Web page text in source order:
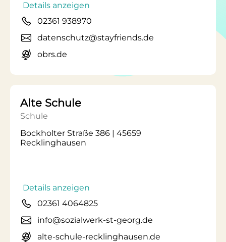
Details anzeigen
02361 938970
datenschutz@stayfriends.de
obrs.de
Alte Schule
Schule
Bockholter Straße 386 | 45659
Recklinghausen
Details anzeigen
02361 4064825
info@sozialwerk-st-georg.de
alte-schule-recklinghausen.de